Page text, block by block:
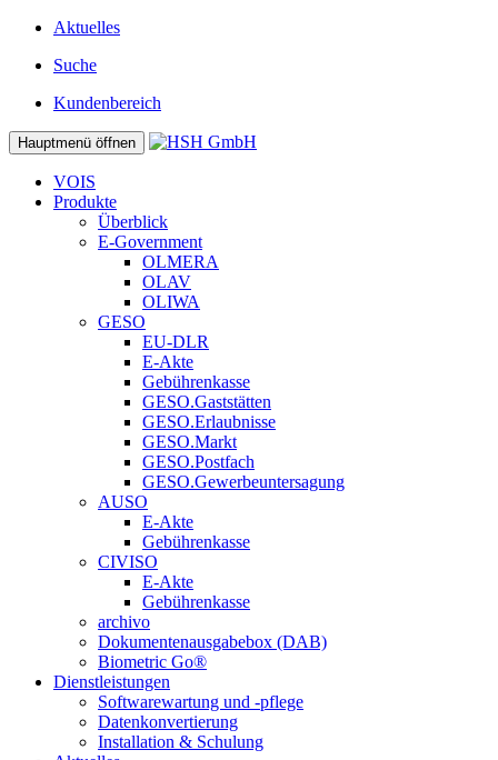
Aktuelles
Suche
Kundenbereich
Hauptmenü öffnen
VOIS
Produkte
Überblick
E-Government
OLMERA
OLAV
OLIWA
GESO
EU-DLR
E-Akte
Gebührenkasse
GESO.Gaststätten
GESO.Erlaubnisse
GESO.Markt
GESO.Postfach
GESO.Gewerbeuntersagung
AUSO
E-Akte
Gebührenkasse
CIVISO
E-Akte
Gebührenkasse
archivo
Dokumentenausgabebox (DAB)
Biometric Go®
Dienstleistungen
Softwarewartung und -pflege
Datenkonvertierung
Installation & Schulung